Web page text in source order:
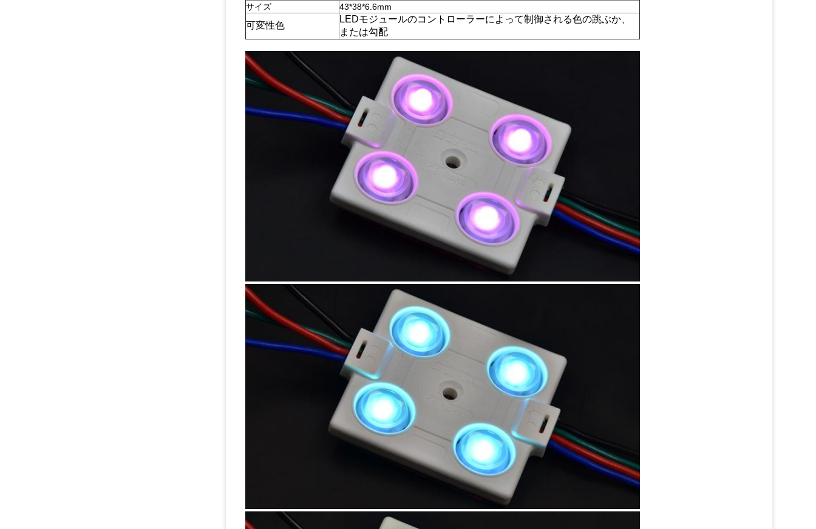
サイズ
43*38*6.6mm
可変性色
LEDモジュールのコントローラーによって制御される色の跳ぶか、
または勾配